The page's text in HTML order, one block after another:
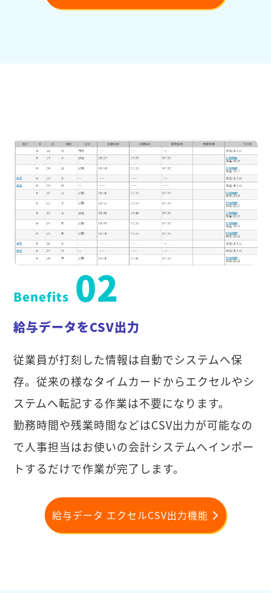
Benefits 02
給与データをCSV出力
従業員が打刻した情報は自動でシステムへ保
存。従来の様なタイムカードからエクセルやシ
ステムへ転記する作業は不要になります。
勤務時間や残業時間などはCSV出力が可能なの
で人事担当はお使いの会計システムへインポー
トするだけで作業が完了します。
給与データ エクセルCSV出力機能